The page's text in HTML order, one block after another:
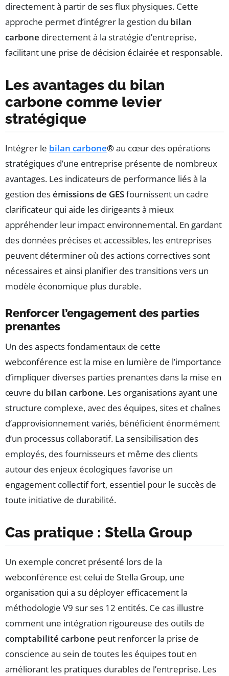
directement à partir de ses flux physiques. Cette
approche permet d’intégrer la gestion du bilan
carbone directement à la stratégie d’entreprise,
facilitant une prise de décision éclairée et responsable.
Les avantages du bilan
carbone comme levier
stratégique
Intégrer le bilan carbone®au cœur des opérations
stratégiques d’une entreprise présente de nombreux
avantages. Les indicateurs de performance liés à la
gestion desémissions de GESfournissent un cadre
clarificateur qui aide les dirigeants à mieux
appréhender leur impact environnemental. En gardant
des données précises et accessibles, les entreprises
peuvent déterminer où des actions correctives sont
nécessaires et ainsi planifier des transitions vers un
modèle économique plus durable.
Renforcer l’engagement des parties
prenantes
Un des aspects fondamentaux de cette
webconférence est la mise en lumière de l’importance
d’impliquer diverses parties prenantes dans la mise en
œuvre du bilan carbone. Les organisations ayant une
structure complexe, avec des équipes, sites et chaînes
d’approvisionnement variés, bénéficient énormément
d’un processus collaboratif. La sensibilisation des
employés, des fournisseurs et même des clients
autour des enjeux écologiques favorise un
engagement collectif fort, essentiel pour le succès de
toute initiative de durabilité.
Cas pratique : Stella Group
Un exemple concret présenté lors de la
webconférence est celui de Stella Group, une
organisation qui a su déployer efficacement la
méthodologie V9 sur ses 12 entités. Ce cas illustre
comment une intégration rigoureuse des outils de
comptabilité carbone peut renforcer la prise de
conscience au sein de toutes les équipes tout en
améliorant les pratiques durables de l’entreprise. Les